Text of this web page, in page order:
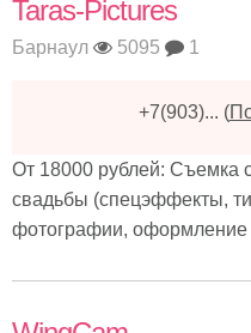
Taras-Pictures
Барнаул 5095 1
+7(903)... (
От 18000 рублей: Съемка
свадьбы (спецэффекты,
фотографии, оформление